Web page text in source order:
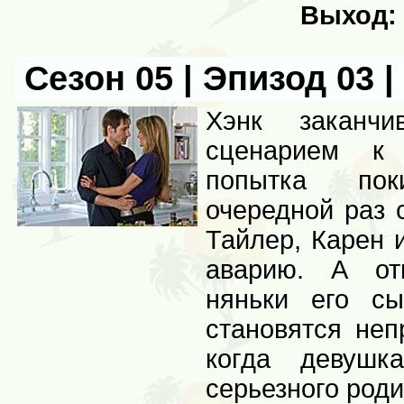
Выход:
Сезон 05 | Эпизод 03
Хэнк
сценарием
попытка
очередной
Тайлер, Карен
аварию. А
няньки его
становятся
когда
серьезного